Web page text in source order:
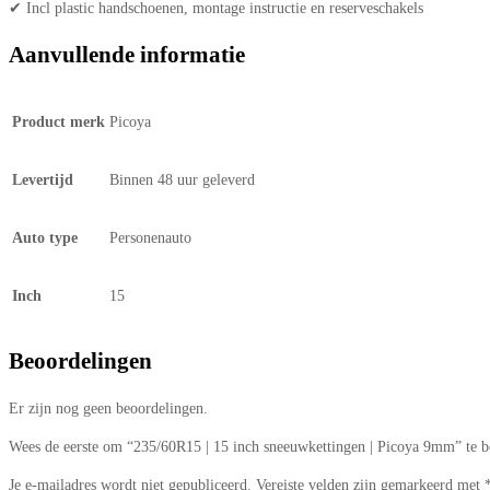
✔ Incl plastic handschoenen, montage instructie en reserveschakels
Aanvullende informatie
Product merk Picoya
Levertijd Binnen 48 uur geleverd
Auto type Personenauto
Inch 15
Beoordelingen
Er zijn nog geen beoordelingen.
Wees de eerste om “235/60R15 | 15 inch sneeuwkettingen | Picoya 9mm” te
Je e-mailadres wordt niet gepubliceerd. Vereiste velden zijn gemarkeerd met *